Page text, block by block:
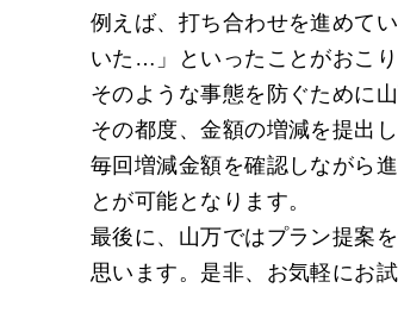
例えば、打ち合わせを進めて
いた…」といったことがおこり
そのような事態を防ぐために
その都度、金額の増減を提出
毎回増減金額を確認しながら
とが可能となります。
最後に、山万ではプラン提案
思います。是非、お気軽にお試